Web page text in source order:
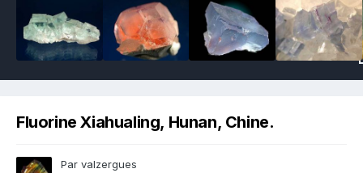
Fluorine Xiahualing, Hunan, Chine.
Par valzergues